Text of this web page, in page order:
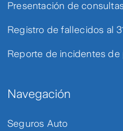
Presentación de
Registro de fallecidos al
Reporte de incidentes de
Navegación
Seguros Auto